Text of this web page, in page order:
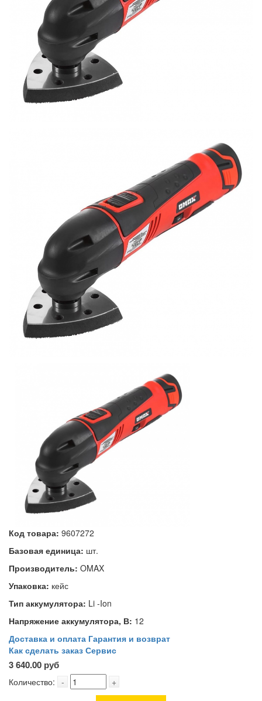
Код товара: 9607272
Базовая единица: шт.
Производитель: OMAX
Упаковка: кейс
Тип аккумулятора: Li -Ion
Напряжение аккумулятора, В: 12
Доставка и оплата Гарантия и возврат
Как сделать заказ Сервис
3 640.00 руб
Количество: - +